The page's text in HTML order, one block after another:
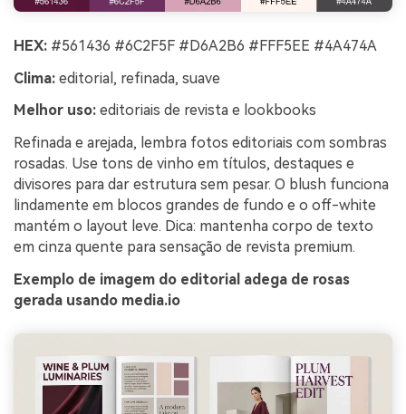
HEX: #561436 #6C2F5F #D6A2B6 #FFF5EE #4A474A
Clima: editorial, refinada, suave
Melhor uso: editoriais de revista e lookbooks
Refinada e arejada, lembra fotos editoriais com sombras
rosadas. Use tons de vinho em títulos, destaques e
divisores para dar estrutura sem pesar. O blush funciona
lindamente em blocos grandes de fundo e o off-white
mantém o layout leve. Dica: mantenha corpo de texto
em cinza quente para sensação de revista premium.
Exemplo de imagem do editorial adega de rosas
gerada usando media.io